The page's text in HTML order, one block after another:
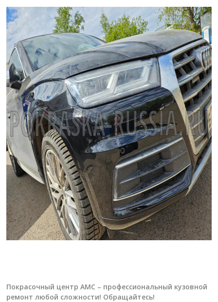
Покрасочный центр АМС – профессиональный кузовной
ремонт любой сложности! Обращайтесь!